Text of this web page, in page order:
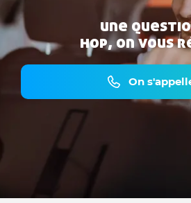
une
hop, on vous
On